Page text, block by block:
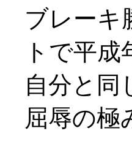
ブレーキ
トで平
自分と同
屈辱の極